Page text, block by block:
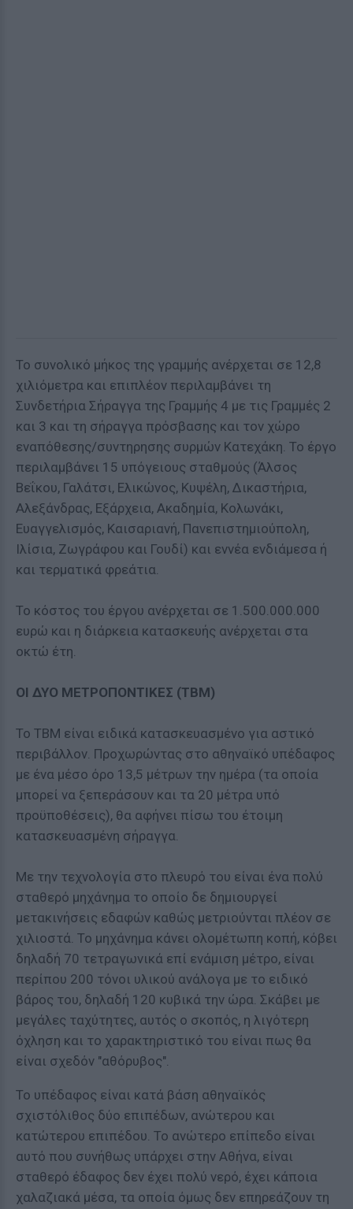
Το συνολικό μήκος της γραμμής ανέρχεται σε 12,8
χιλιόμετρα και επιπλέον περιλαμβάνει τη
Συνδετήρια Σήραγγα της Γραμμής 4 με τις Γραμμές 2
και 3 και τη σήραγγα πρόσβασης και τον χώρο
εναπόθεσης/συντηρησης συρμών Κατεχάκη. Το έργο
περιλαμβάνει 15 υπόγειους σταθμούς (Άλσος
Βεΐκου, Γαλάτσι, Ελικώνος, Κυψέλη, Δικαστήρια,
Αλεξάνδρας, Εξάρχεια, Ακαδημία, Κολωνάκι,
Ευαγγελισμός, Καισαριανή, Πανεπιστημιούπολη,
Ιλίσια, Ζωγράφου και Γουδί) και εννέα ενδιάμεσα ή
και τερματικά φρεάτια.
Το κόστος του έργου ανέρχεται σε 1.500.000.000
ευρώ και η διάρκεια κατασκευής ανέρχεται στα
οκτώ έτη.
ΟΙ ΔΥΟ ΜΕΤΡΟΠΟΝΤΙΚΕΣ (ΤΒΜ)
Το ΤΒΜ είναι ειδικά κατασκευασμένο για αστικό
περιβάλλον. Προχωρώντας στο αθηναϊκό υπέδαφος
με ένα μέσο όρο 13,5 μέτρων την ημέρα (τα οποία
μπορεί να ξεπεράσουν και τα 20 μέτρα υπό
προϋποθέσεις), θα αφήνει πίσω του έτοιμη
κατασκευασμένη σήραγγα.
Με την τεχνολογία στο πλευρό του είναι ένα πολύ
σταθερό μηχάνημα το οποίο δε δημιουργεί
μετακινήσεις εδαφών καθώς μετριούνται πλέον σε
χιλιοστά. Το μηχάνημα κάνει ολομέτωπη κοπή, κόβει
δηλαδή 70 τετραγωνικά επί ενάμιση μέτρο, είναι
περίπου 200 τόνοι υλικού ανάλογα με το ειδικό
βάρος του, δηλαδή 120 κυβικά την ώρα. Σκάβει με
μεγάλες ταχύτητες, αυτός ο σκοπός, η λιγότερη
όχληση και το χαρακτηριστικό του είναι πως θα
είναι σχεδόν "αθόρυβος".
Το υπέδαφος είναι κατά βάση αθηναϊκός
σχιστόλιθος δύο επιπέδων, ανώτερου και
κατώτερου επιπέδου. Το ανώτερο επίπεδο είναι
αυτό που συνήθως υπάρχει στην Αθήνα, είναι
σταθερό έδαφος δεν έχει πολύ νερό, έχει κάποια
χαλαζιακά μέσα, τα οποία όμως δεν επηρεάζουν τη